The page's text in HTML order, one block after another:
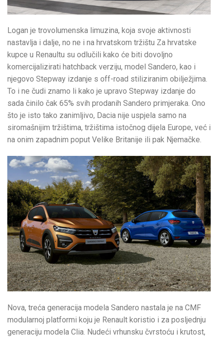
Logan je trovolumenska limuzina, koja svoje aktivnosti
nastavlja i dalje, no ne i na hrvatskom tržištu Za hrvatske
kupce u Renaultu su odlučili kako će biti dovoljno
komercijalizirati hatchback verziju, model Sandero, kao i
njegovo Stepway izdanje s off-road stiliziranim obilježjima.
To i ne čudi znamo li kako je upravo Stepway izdanje do
sada činilo čak 65% svih prodanih Sandero primjeraka. Ono
što je isto tako zanimljivo, Dacia nije uspjela samo na
siromašnijim tržištima, tržištima istočnog dijela Europe, već i
na onim zapadnim poput Velike Britanije ili pak Njemačke.
Nova, treća generacija modela Sandero nastala je na CMF
modularnoj platformi koju je Renault koristio i za posljednju
generaciju modela Clia. Nudeći vrhunsku čvrstoću i krutost,